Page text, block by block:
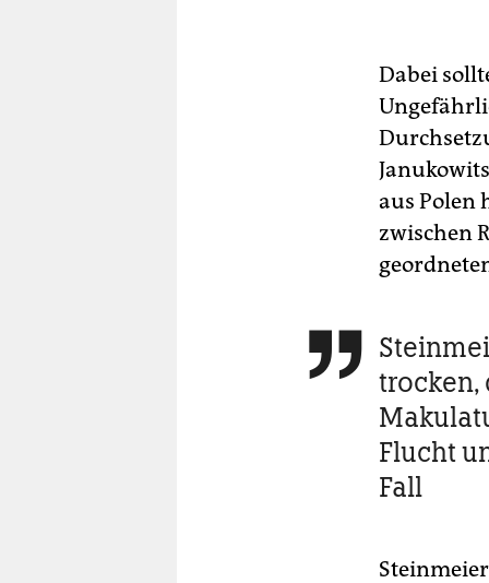
Dabei
aus Polen
zwischen

trocken,
Flucht
Fall